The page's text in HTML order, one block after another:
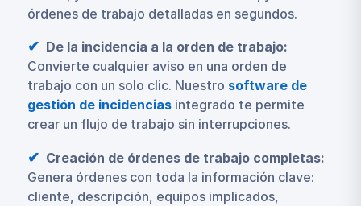
órdenes de trabajo detalladas en segundos.
De la incidencia a la orden de trabajo:
Convierte cualquier aviso en una orden de
trabajo con un solo clic. Nuestro software de
gestión de incidenciasintegrado te permite
crear un flujo de trabajo sin interrupciones.
Creación de órdenes de trabajo completas:
Genera órdenes con toda la información clave:
cliente, descripción, equipos implicados,